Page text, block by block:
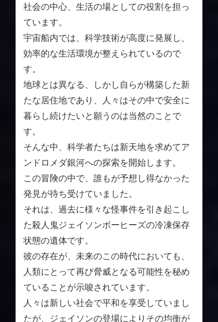
社会の中心、生活の場としての役割を担っ
ています。
宇宙船内では、科学技術が高度に発展し、
効率的な生活環境が整えられているので
す。
地球とは異なる、しかし自らが構築した新
たな居住地であり、人々はその中で安全に
暮らし続けたいと願うのは当然のことで
す。
そんな中、科学者たちは新天地を求めてア
ンドロメダ銀河への探索を開始します。
この冒険の中で、誰もが予想し得なかった
発見が待ち受けていました。
それは、過去に様々な怪事件を引き起こし
た殺人鬼ジェイソンボーヒーズの冷凍保存
状態の遺体です。
彼の存在が、未来のこの時代においても、
人類にとって再び脅威となる可能性を秘め
ていることが示唆されています。
人々は新しい社会で平和を享受していまし
たが、ジェイソンの登場によりその均衡が